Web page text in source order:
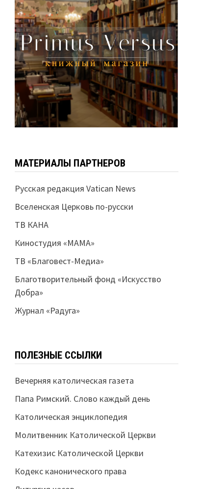
МАТЕРИАЛЫ ПАРТНЕРОВ
Русская редакция Vatican News
Вселенская Церковь по-русски
ТВ КАНА
Киностудия «МАМА»
ТВ «Благовест-Медиа»
Благотворительный фонд «Искусство
Добра»
Журнал «Радуга»
ПОЛЕЗНЫЕ ССЫЛКИ
Вечерняя католическая газета
Папа Римский. Слово каждый день
Католическая энциклопедия
Молитвенник Католической Церкви
Катехизис Католической Церкви
Кодекс канонического права